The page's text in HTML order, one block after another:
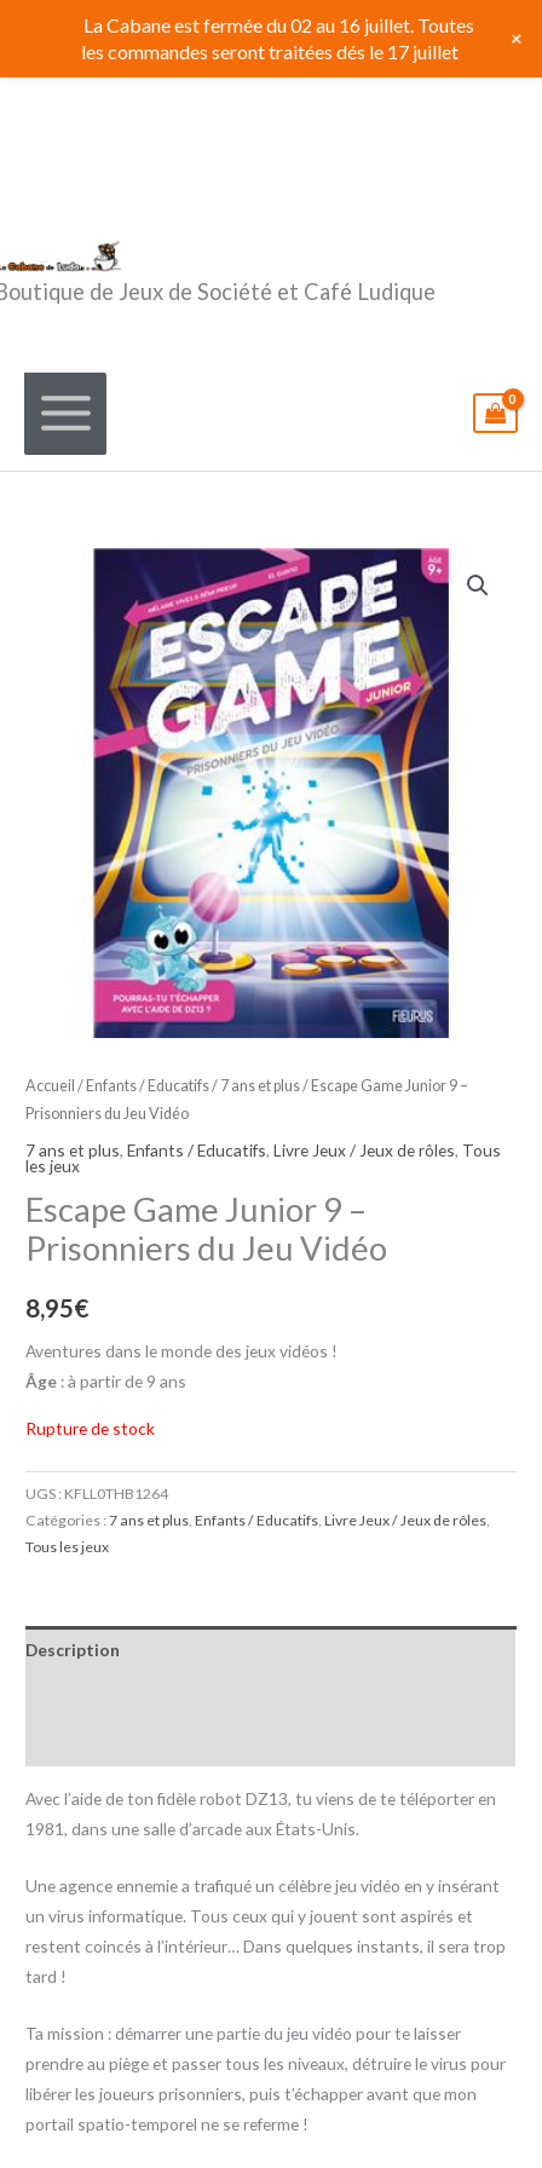
contenu
de Jeux de Société et Café Ludique
Accueil / Enfants / Educatifs/ 7 ans et plus/ Escape Game Junior 9 –
Prisonniers du Jeu Vidéo
7 ans et plus,Enfants / Educatifs,Livre Jeux / Jeux de rôles, Tous
les jeux
Escape Game Junior 9 –
Prisonniers du Jeu Vidéo
8,95€
Aventures dans le monde des jeux vidéos !
Âge : à partir de 9 ans
Rupture de stock
UGS : KFLL0THB1264
Catégories :7 ans et plus ,Enfants / Educatifs ,Livre Jeux / Jeux de rôles
Tous les jeux
Description
Avec l’aide de ton fidèle robot DZ13, tu viens de te téléporter en
1981, dans une salle d’arcade aux États-Unis.
Une agence ennemie a trafiqué un célèbre jeu vidéo en y insérant
un virus informatique. Tous ceux qui y jouent sont aspirés et
restent coincés à l’intérieur… Dans quelques instants, il sera trop
tard !
Ta mission : démarrer une partie du jeu vidéo pour te laisser
prendre au piège et passer tous les niveaux, détruire le virus pour
libérer les joueurs prisonniers, puis t’échapper avant que mon
portail spatio-temporel ne se referme !
La Cabane est fermée du 02 au 16 juillet. Toutes
les commandes seront traitées dés le 17 juillet
+